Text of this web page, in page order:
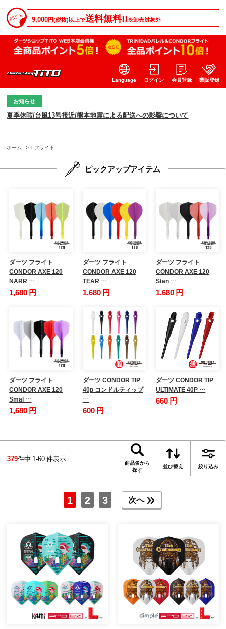
9,000円(税抜)以上で送料無料!!※卸売対象外
Language ログイン 会員登録 業販登録
お知らせ
夏季休暇/台風13号接近/熊本地震による配送への影響について
ホーム > Lフライト
ピックアップアイテム
ダーツ フライト
CONDOR AXE 120
NARR …
1,680 円
ダーツ フライト
CONDOR AXE 120
TEAR …
1,680 円
ダーツ フライト
CONDOR AXE 120
Stan …
1,680 円
ダーツ フライト
CONDOR AXE 120
Smal …
1,680 円
ダーツ CONDOR TIP
40p コンドルティップ
…
600 円
ダーツ CONDOR TIP
ULTIMATE 40P …
660 円
379件中 1-60 件表示
商品名から
探す
並び替え 絞り込み
1 2 3 次へ